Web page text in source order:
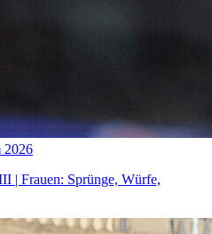
2026
| Frauen: Sprünge, Würfe,